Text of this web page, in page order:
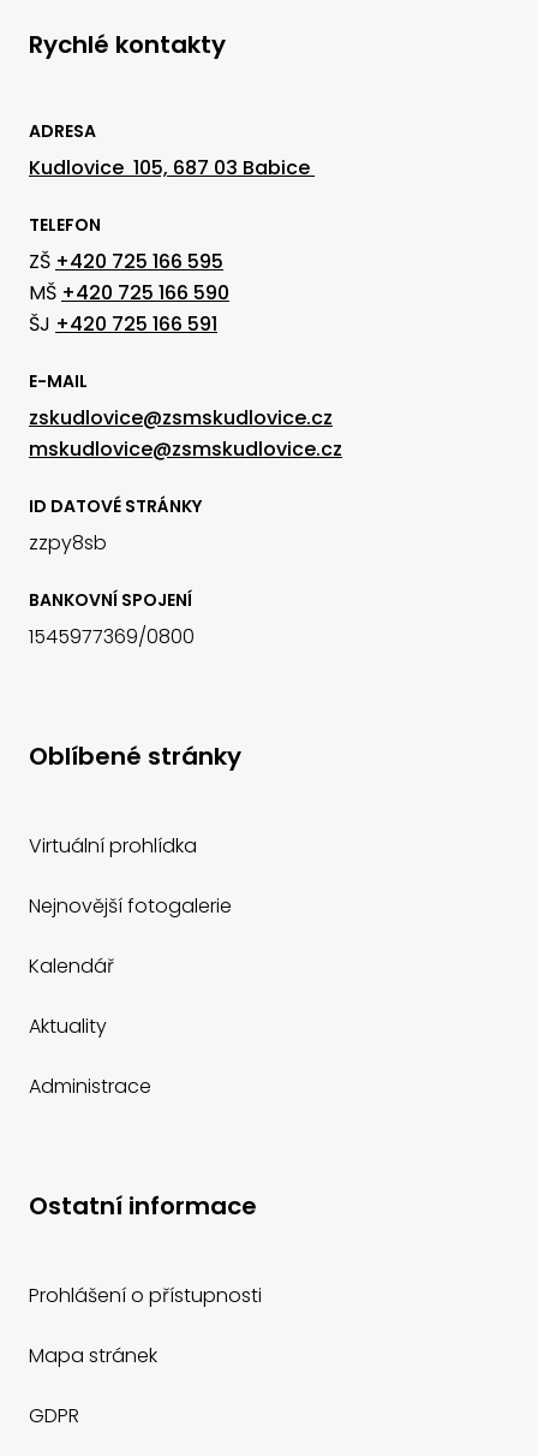
Rychlé kontakty
ADRESA
Kudlovice 105, 687 03 Babice
TELEFON
ZŠ +420 725 166 595
MŠ +420 725 166 590
ŠJ +420 725 166 591
E-MAIL
zskudlovice@zsmskudlovice.cz
mskudlovice@zsmskudlovice.cz
ID DATOVÉ STRÁNKY
zzpy8sb
BANKOVNÍ SPOJENÍ
1545977369/0800
Oblíbené stránky
Virtuální prohlídka
Nejnovější fotogalerie
Kalendář
Aktuality
Administrace
Ostatní informace
Prohlášení o přístupnosti
Mapa stránek
GDPR